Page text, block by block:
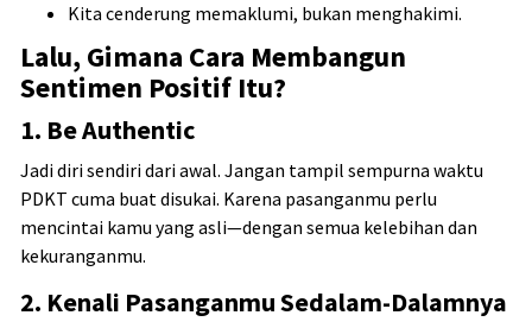
Kita cenderung memaklumi, bukan menghakimi.
Lalu, Gimana Cara Membangun
Sentimen Positif Itu?
1. Be Authentic
Jadi diri sendiri dari awal. Jangan tampil sempurna waktu
PDKT cuma buat disukai. Karena pasanganmu perlu
mencintai kamu yang asli—dengan semua kelebihan dan
kekuranganmu.
2. Kenali Pasanganmu Sedalam-Dalamnya